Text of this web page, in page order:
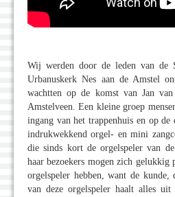
Wij werden door de leden van de
Urbanuskerk Nes aan de Amstel
wachtten op de komst van Jan van
Amstelveen. Een kleine groep
ingang van het trappenhuis en op de
indrukwekkend orgel- en mini
die sinds kort de orgelspeler van
haar bezoekers mogen zich gelukkig
orgelspeler hebben, want de
van deze orgelspeler haalt alles